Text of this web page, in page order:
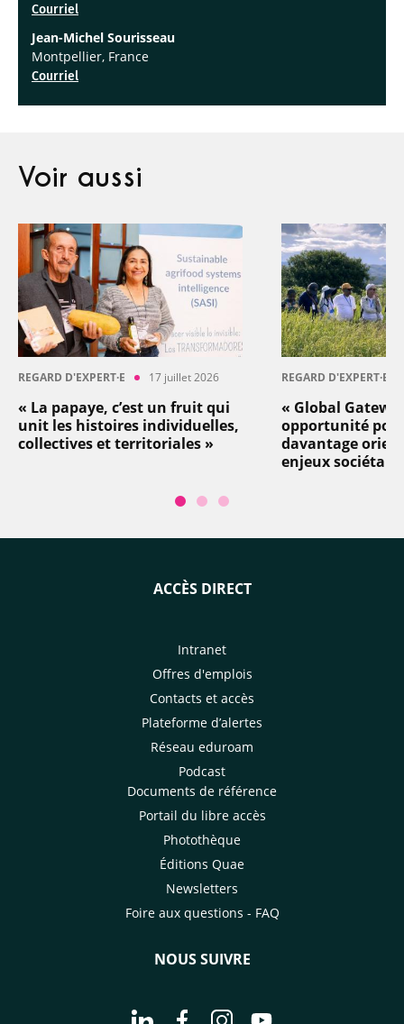
Courriel
Jean-Michel Sourisseau
Montpellier, France
Courriel
Voir aussi
REGARD D'EXPERT·E 17 juillet 2026
« La papaye, c’est un fruit qui
unit les histoires individuelles,
collectives et territoriales »
REGARD D'EXPERT·E
« Global
opportunité
davantage
enjeux
ACCÈS DIRECT
Intranet
Offres d'emplois
Contacts et accès
Plateforme d’alertes
Réseau eduroam
Podcast
Documents de référence
Portail du libre accès
Photothèque
Éditions Quae
Newsletters
Foire aux questions - FAQ
NOUS SUIVRE
Aller à la page Nous suivre sur
Aller à la page Nous suivre sur
Aller à la page Nous
Aller à la page